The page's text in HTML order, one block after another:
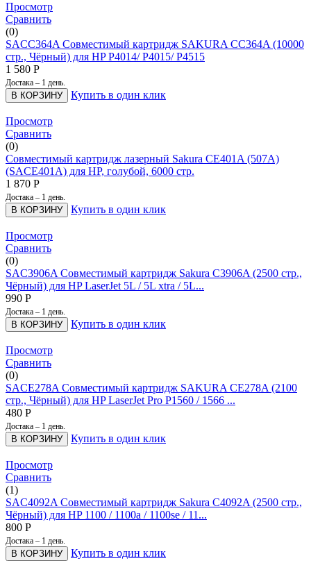
Просмотр
Сравнить
(0)
SACC364A Совместимый картридж SAKURA CC364A (10000
стр., Чёрный) для HP P4014/ P4015/ P4515
1 580 Р
Достака – 1 день.
В КОРЗИНУ Купить в один клик
Просмотр
Сравнить
(0)
Совместимый картридж лазерный Sakura CE401A (507A)
(SACE401A) для HP, голубой, 6000 стр.
1 870 Р
Достака – 1 день.
В КОРЗИНУ Купить в один клик
Просмотр
Сравнить
(0)
SAC3906A Совместимый картридж Sakura C3906A (2500 стр.,
Чёрный) для HP LaserJet 5L / 5L xtra / 5L...
990 Р
Достака – 1 день.
В КОРЗИНУ Купить в один клик
Просмотр
Сравнить
(0)
SACE278A Совместимый картридж SAKURA CE278A (2100
стр., Чёрный) для HP LaserJet Pro P1560 / 1566 ...
480 Р
Достака – 1 день.
В КОРЗИНУ Купить в один клик
Просмотр
Сравнить
(1)
SAC4092A Совместимый картридж Sakura C4092A (2500 стр.,
Чёрный) для HP 1100 / 1100a / 1100se / 11...
800 Р
Достака – 1 день.
В КОРЗИНУ Купить в один клик